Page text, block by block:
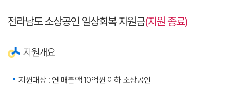
전라남도 소상공인 일상회복 지원금(지원 종료)
지원개요
지원대상 : 연 매출액 10억원 이하 소상공인